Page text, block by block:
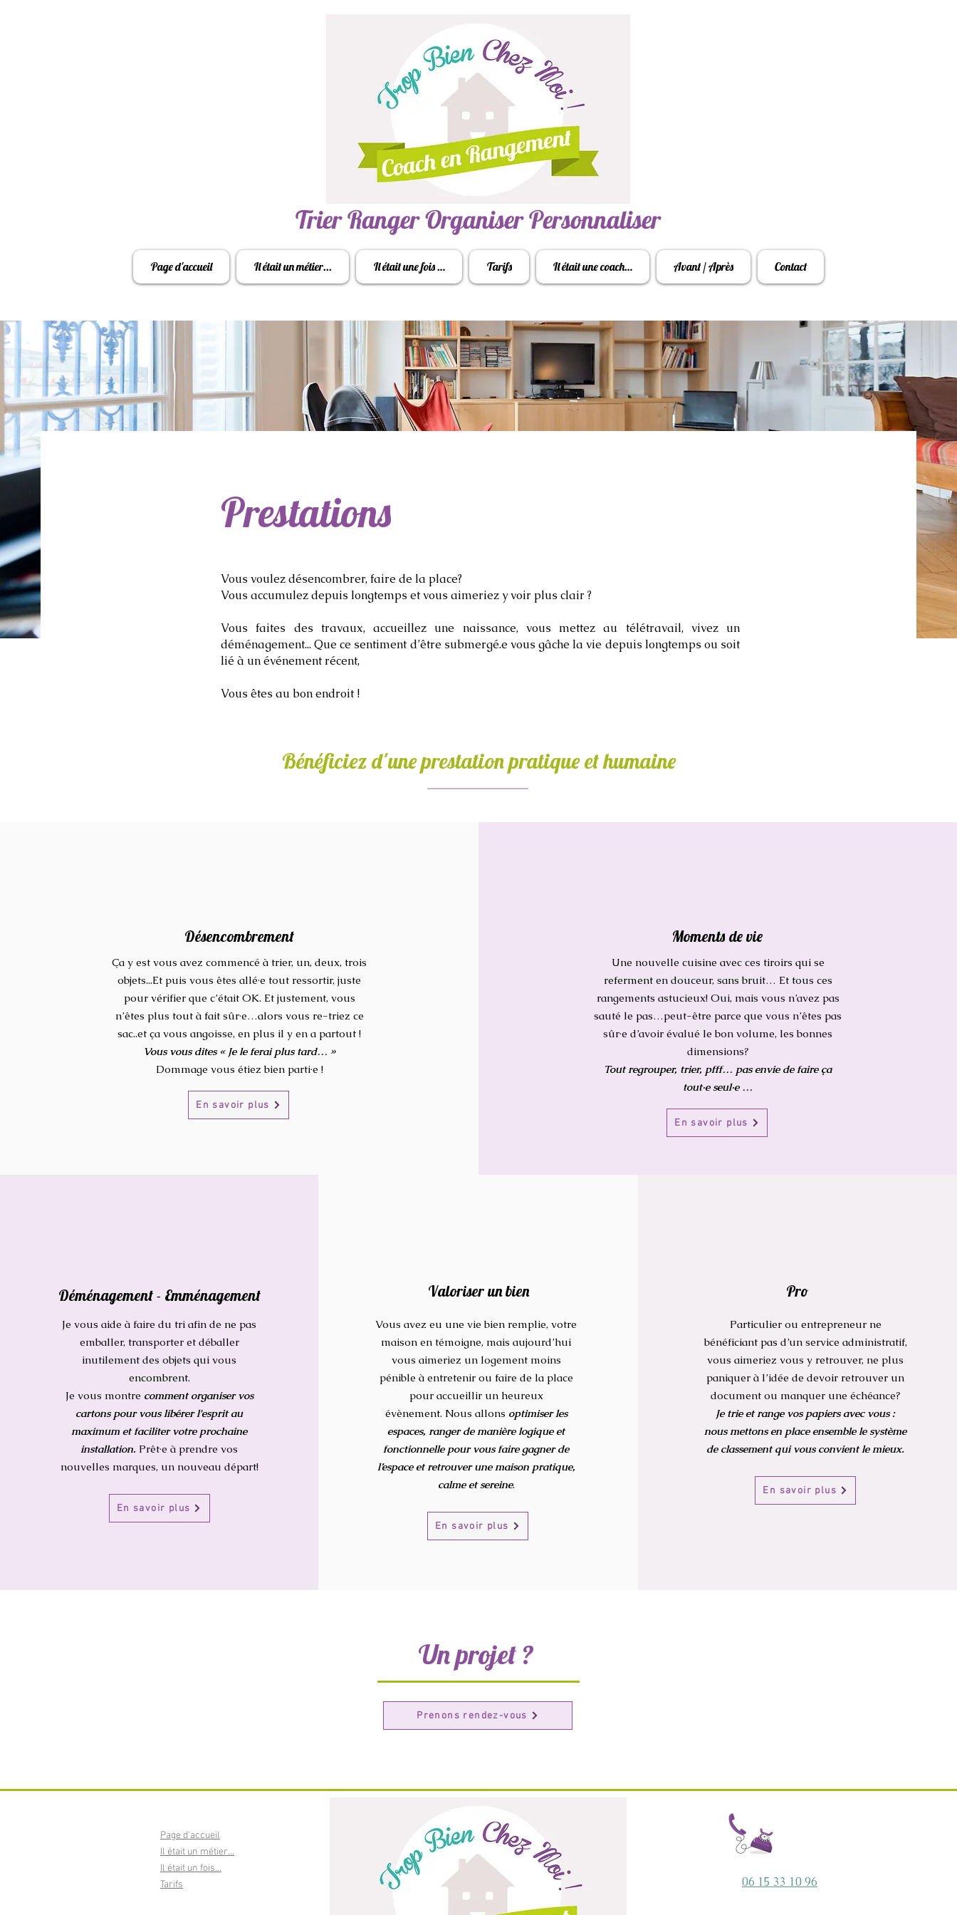
Trier Ranger Organiser Personnaliser
Page d'accueil Il était un métier... Il était une fois … Tarifs Il était une coach… Avant / Après Contact
Prestations
Vous voulez désencombrer, faire de la place?
Vous accumulez depuis longtemps et vous aimeriez y voir plus clair ?
Vous faites des travaux, accueillez une naissance, vous mettez au télétravail, vivez un
déménagement...Que ce sentiment d’être submergé.e vous gâche la vie depuis longtemps ou soit
lié à un événement récent,
Vous êtes au bon endroit !
Bénéficiez d'une prestation pratique et humaine
Désencombrement
Ça y est vous avez commencé à trier, un, deux, trois
objets...Et puis vous êtes allé·e tout ressortir, juste
pour vérifier que c’était OK. Et justement, vous
n’êtes plus tout à fait sûr·e…alors vous re-triez ce
sac..et ça vous angoisse, en plus il y en a partout !
Vous vous dites « Je le ferai plus tard… »
Dommage vous étiez bien parti·e !
En savoir plus
Moments de vie
Une nouvelle cuisine avec ces tiroirs qui se
referment en douceur, sans bruit… Et tous ces
rangements astucieux! Oui, mais vous n’avez pas
sauté le pas…peut-être parce que vous n’êtes pas
sûr·e d’avoir évalué le bon volume, les bonnes
dimensions?
Tout regrouper, trier, pfff… pas envie de faire ça
tout·e seul·e …
En savoir plus
Déménagement - Emménagement
Je vous aide à faire du tri afin de ne pas
emballer, transporter et déballer
inutilement des objets qui vous
encombrent.
Je vous montre comment organiser vos
cartons pour vous libérer l'esprit au
maximum et faciliter votre prochaine
installation. Prêt·e à prendre vos
nouvelles marques, un nouveau départ!
En savoir plus
Valoriser un bien
Vous avez eu une vie bien remplie, votre
maison en témoigne, mais aujourd’hui
vous aimeriez un logement moins
pénible à entretenir ou faire de la place
pour accueillir un heureux
évènement. Nous allons optimiser les
espaces, ranger de manière logique et
fonctionnelle pour vous faire gagner de
l’espace et retrouver une maison pratique,
calme et sereine.
En savoir plus
Pro
Particulier ou entrepreneur ne
bénéficiant pas d’un service administratif,
vous aimeriez vous y retrouver, ne plus
paniquer à l’idée de devoir retrouver un
document ou manquer une échéance?
Je trie et range vos papiers avec vous :
nous mettons en place ensemble le système
de classement qui vous convient le mieux.
En savoir plus
Un projet ?
Prenons rendez-vous
Page d'accueil
Il était un métier...
Il était un fois...
Tarifs
06 15 33 10 96